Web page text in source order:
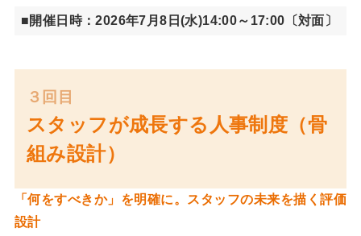
■開催日時：2026年7月8日(水)14:00～17:00〔対面〕
３回目
スタッフが成長する人事制度（骨
組み設計）
「何をすべきか」を明確に。スタッフの未来を描く評価
設計